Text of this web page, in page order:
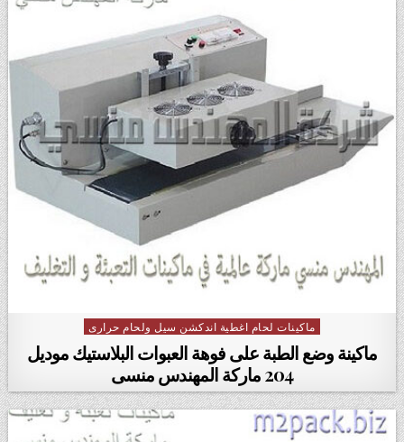
Posted in
ماكينات لحام اغطية اندكشن سيل ولحام حرارى
ماكينة وضع الطبة على فوهة العبوات البلاستيك موديل
204 ماركة المهندس منسى